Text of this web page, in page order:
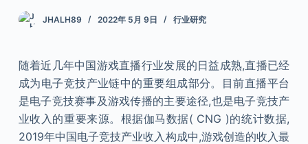
JHALH89 2022年 5月 9日 行业研究
随着近几年中国游戏直播行业发展的日益成熟,直播已经
成为电子竞技产业链中的重要组成部分。目前直播平台
是电子竞技赛事及游戏传播的主要途径,也是电子竞技产
业收入的重要来源。根据伽马数据( CNG )的统计数据,
2019年中国电子竞技产业收入构成中,游戏创造的收入最